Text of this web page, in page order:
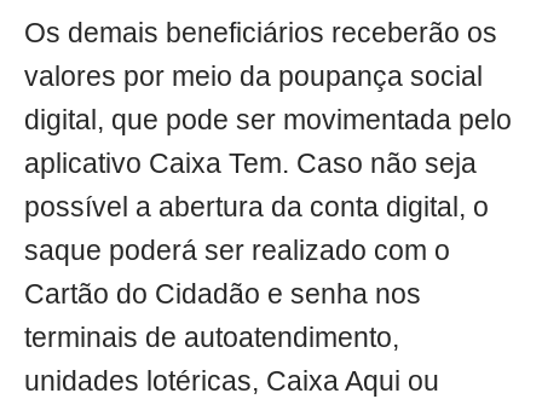
Os demais beneficiários receberão os
valores por meio da poupança social
digital, que pode ser movimentada pelo
aplicativo Caixa Tem. Caso não seja
possível a abertura da conta digital, o
saque poderá ser realizado com o
Cartão do Cidadão e senha nos
terminais de autoatendimento,
unidades lotéricas, Caixa Aqui ou